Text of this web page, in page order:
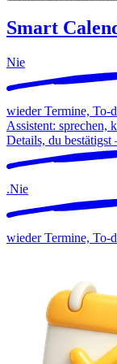
Smart
Nie
wieder Termine, To-
Assistent:
Details, du
.Nie
wieder Termine, To-